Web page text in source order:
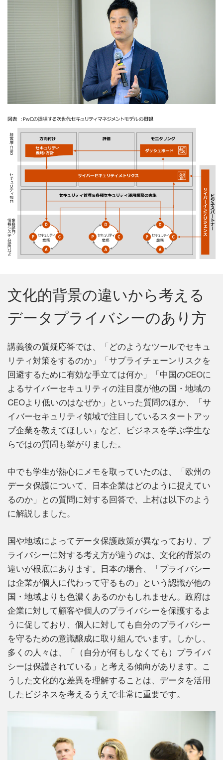
文化的背景の違いから考える
データプライバシーのあり方
講義後の質疑応答では、「どのようなツールでセキュ
リティ対策をするのか」「サプライチェーンリスクを
回避するために有効な手立ては何か」「中国のCEOに
よるサイバーセキュリティの注目度が他の国・地域の
CEOより低いのはなぜか」といった質問のほか、「サ
イバーセキュリティ領域で注目しているスタートアッ
プ企業を教えてほしい」など、ビジネスを学ぶ学生な
らではの質問も挙がりました。
中でも学生が熱心にメモを取っていたのは、「欧州の
データ保護について、日本企業はどのように捉えてい
るのか」との質問に対する回答で、上村は以下のよう
に解説しました。
国や地域によってデータ保護政策が異なっており、プ
ライバシーに対する考え方が違うのは、文化的背景の
違いが根底にあります。日本の場合、「プライバシー
は企業が個人に代わって守るもの」という認識が他の
国・地域よりも色濃くあるのかもしれません。政府は
企業に対して顧客や個人のプライバシーを保護するよ
うに促しており、個人に対しても自分のプライバシー
を守るための意識醸成に取り組んでいます。しかし、
多くの人々は、「（自分が何もしなくても）プライバ
シーは保護されている」と考える傾向があります。こ
うした文化的な差異を理解することは、データを活用
したビジネスを考えるうえで非常に重要です。